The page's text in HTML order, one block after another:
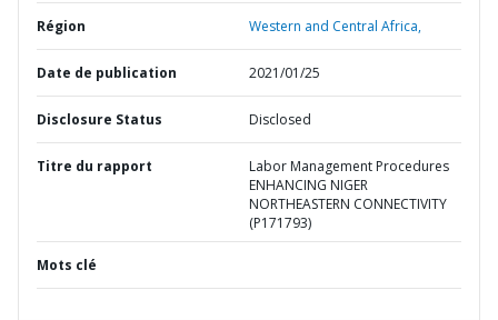
Région Western and Central Africa,
Date de publication 2021/01/25
Disclosure Status Disclosed
Titre du rapport
Labor Management Procedures
ENHANCING NIGER
NORTHEASTERN CONNECTIVITY
(P171793)
Mots clé